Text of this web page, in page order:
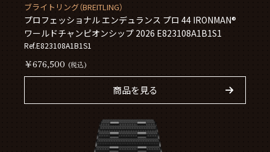
ブライトリング（BREITLING）
プロフェッショナル エンデュランス プロ 44 IRONMAN®
ワールドチャンピオンシップ 2026 E823108A1B1S1
Ref.E823108A1B1S1
￥676,500 (税込)
商品を見る